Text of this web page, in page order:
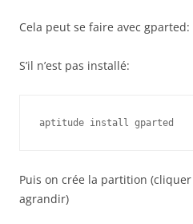
Cela peut se faire avec gparted:
S’il n’est pas installé:
aptitude install gparted
Puis on crée la partition
agrandir)